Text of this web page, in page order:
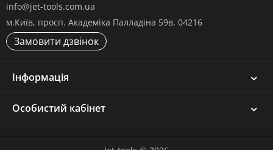
info@jet-tools.com.ua
м.Київ, просп. Академіка Палладіна 59в, 04216
Замовити дзвінок
Інформація
Особистий кабінет